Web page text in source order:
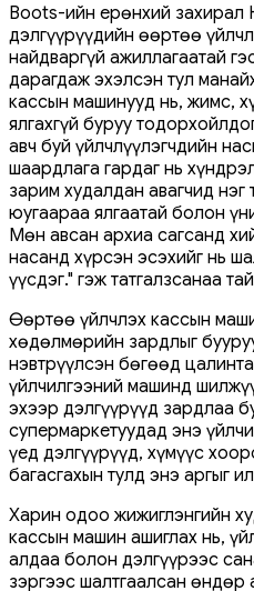
Boots-ийн ерөнхий
дэлгүүрүүдийн өөртөө
найдваргүй ажиллагаатай
дарагдаж эхэлсэн тул
кассын машинууд нь, жимс,
ялгахгүй буруу
авч буй үйлчлүүлэгчдийн
шаардлага гардаг нь
зарим худалдан авагчид
юугаараа ялгаатай болон
Мөн авсан архиа сагсанд
насанд хүрсэн эсэхийг нь
үүсдэг." гэж татгалзсанаа
Өөртөө үйлчлэх кассын
хөдөлмөрийн зардлыг
нэвтрүүлсэн бөгөөд
үйлчилгээний машинд
эхээр дэлгүүрүүд зардлаа
супермаркетуудад энэ
үед дэлгүүрүүд, хүмүүс
багасгахын тулд энэ аргыг
Харин одоо жижиглэнгийн
кассын машин ашиглах нь,
алдаа болон дэлгүүрээс
зэргээс шалтгаалсан өндөр